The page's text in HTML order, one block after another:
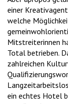
einer
welche
Mitstreiterinnen
Total betrieben.
zahlreichen
ein echtes Hotel